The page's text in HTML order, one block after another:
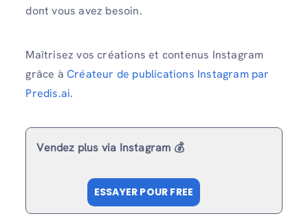
dont vous avez besoin.
Maîtrisez vos créations et contenus Instagram
grâce à Créateur de publications Instagram par
Predis.ai.
Vendez plus via Instagram 💰
ESSAYER POUR FREE